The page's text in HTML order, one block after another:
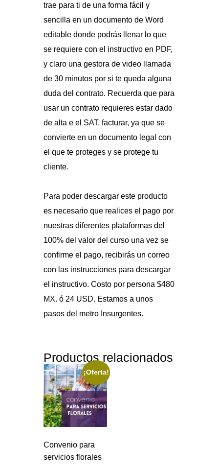
trae para ti de una forma fácil y
sencilla en un documento de Word
editable donde podrás llenar lo que
se requiere con el instructivo en PDF,
y claro una gestora de video llamada
de 30 minutos por si te queda alguna
duda del contrato. Recuerda que para
usar un contrato requieres estar dado
de alta e el SAT, facturar, ya que se
convierte en un documento legal con
el que te proteges y se protege tu
cliente.
Para poder descargar este producto
es necesario que realices el pago por
nuestras diferentes plataformas del
100% del valor del curso una vez se
confirme el pago, recibirás un correo
con las instrucciones para descargar
el instructivo. Costo por persona $480
MX. ó 24 USD. Estamos a unos
pasos del metro Insurgentes.
Productos relacionados
¡Oferta!
Convenio para
servicios florales